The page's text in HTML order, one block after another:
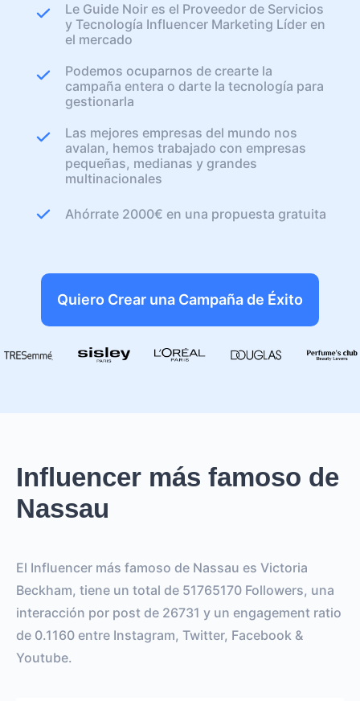
Le Guide Noir es el Proveedor de Servicios
y Tecnología Influencer Marketing Líder en
el mercado
Podemos ocuparnos de crearte la
campaña entera o darte la tecnología para
gestionarla
Las mejores empresas del mundo nos
avalan, hemos trabajado con empresas
pequeñas, medianas y grandes
multinacionales
Ahórrate 2000€ en una propuesta gratuita
Quiero Crear una Campaña de Éxito
Influencer más famoso de
Nassau
El Influencer más famoso de Nassau es Victoria
Beckham, tiene un total de 51765170 Followers, una
interacción por post de 26731 y un engagement ratio
de 0.1160 entre Instagram, Twitter, Facebook &
Youtube.